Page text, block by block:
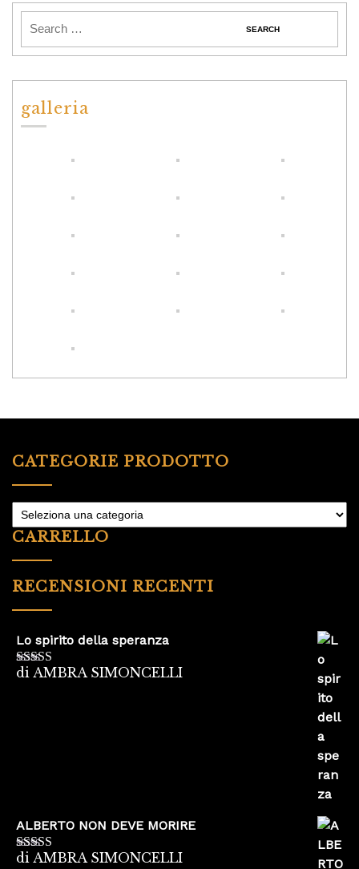
galleria
CATEGORIE PRODOTTO
CARRELLO
RECENSIONI RECENTI
Lo spirito della speranza
Valutato5su
di AMBRA SIMONCELLI
ALBERTO NON DEVE MORIRE
Valutato5su
di AMBRA SIMONCELLI